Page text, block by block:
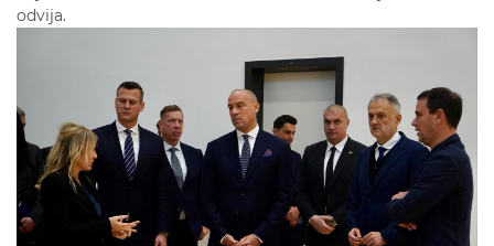
odvija.